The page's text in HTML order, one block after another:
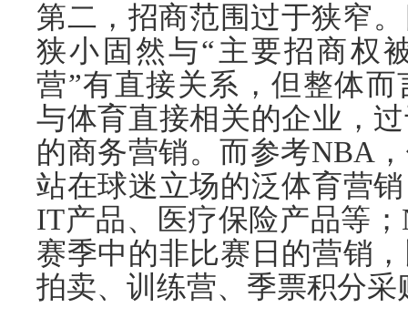
第二，招商范围过于狭窄
狭小固然与“主要招商权
营”有直接关系，但整体
与体育直接相关的企业，
的商务营销。而参考NBA
站在球迷立场的泛体育营
IT产品、医疗保险产品等
赛季中的非比赛日的营销
拍卖、训练营、季票积分采